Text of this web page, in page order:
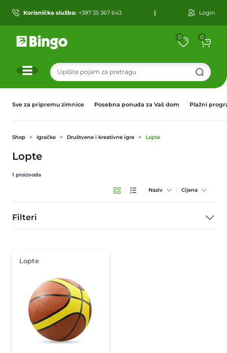
Korisnička služba: +387 35 367 643 | Login
0 0
Sve za pripremu zimnice Posebna ponuda za Vaš dom Plažni
Shop Igračke Društvene i kreativne igre Lopte
Lopte
1 proizvoda
| Naziv | Cijena
Filteri
Lopte